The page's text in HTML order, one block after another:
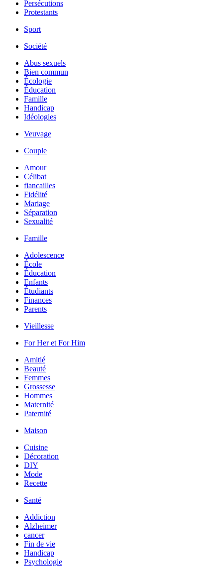
Persécutions
Protestants
Sport
Société
Abus sexuels
Bien commun
Écologie
Éducation
Famille
Handicap
Idéologies
Veuvage
Couple
Amour
Célibat
fiancailles
Fidélité
Mariage
Séparation
Sexualité
Famille
Adolescence
École
Éducation
Enfants
Étudiants
Finances
Parents
Vieillesse
For Her et For Him
Amitié
Beauté
Femmes
Grossesse
Hommes
Maternité
Paternité
Maison
Cuisine
Décoration
DIY
Mode
Recette
Santé
Addiction
Alzheimer
cancer
Fin de vie
Handicap
Psychologie